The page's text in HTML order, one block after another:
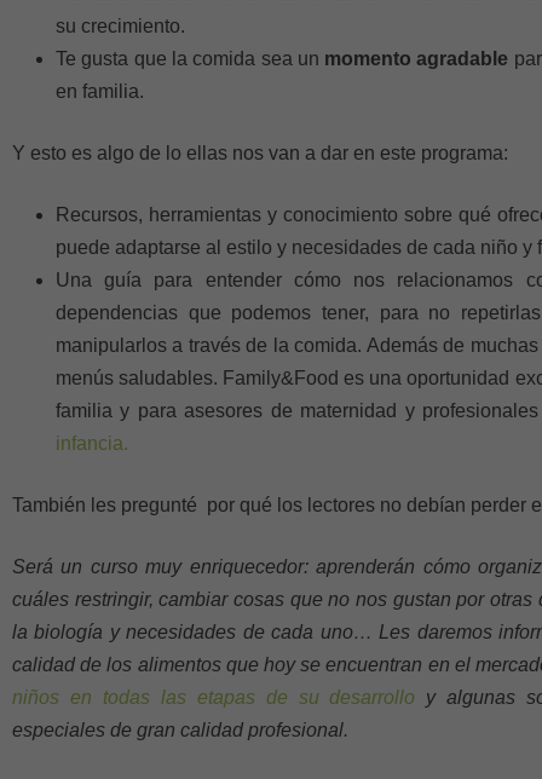
su crecimiento.
Te gusta que la comida sea un momento agradable
en familia.
Y esto es algo de lo ellas nos van a dar en este programa:
Recursos, herramientas y conocimiento sobre qué
puede adaptarse al estilo y necesidades de cada niño y
Una guía para entender cómo nos relacionamos
dependencias que podemos tener, para no
manipularlos a través de la comida. Además de
menús saludables. Family&Food es una oportunidad
familia y para asesores de maternidad y
infancia.
También les pregunté por qué los lectores no debían perder
Será un curso muy enriquecedor: aprenderán cómo
cuáles restringir, cambiar cosas que no nos gustan por
la biología y necesidades de cada uno… Les daremos
calidad de los alimentos que hoy se encuentran en el
niños en todas las etapas de su desarrollo y algunas
especiales de gran calidad profesional.